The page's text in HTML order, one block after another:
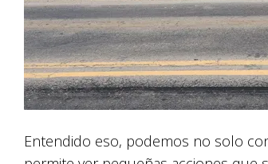
Entendido eso, podemos no solo